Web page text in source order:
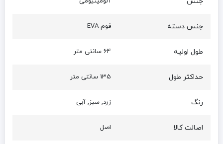
جنس دسته فوم EVA
طول اولیه 64 سانتی متر
حداکثر طول 135 سانتی متر
رنگ زرد, سبز, آبی
اصالت کالا اصل